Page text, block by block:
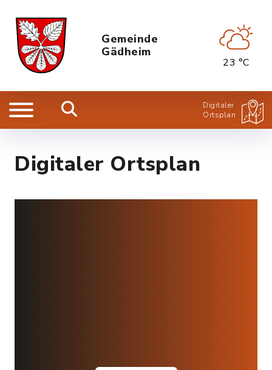
Gemeinde
Gädheim
23 °C
Digitaler
Ortsplan
Digitaler Ortsplan